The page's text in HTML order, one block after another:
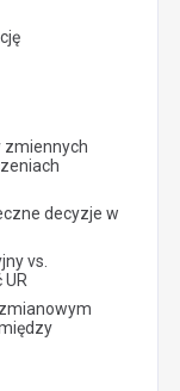
zmiennych
decyzje w
vs.